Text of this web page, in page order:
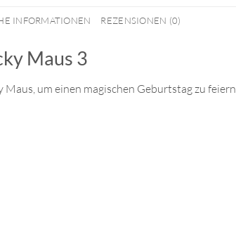
INFORMATIONEN REZENSIONEN (0)
Maus 3
um einen magischen Geburtstag zu feiern.